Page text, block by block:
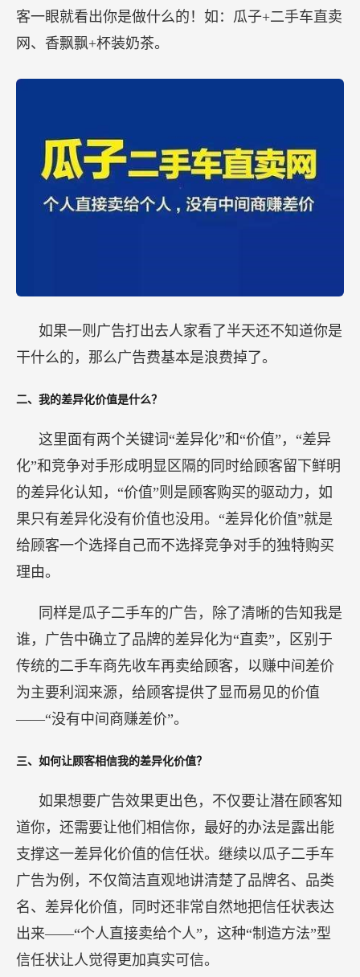
客一眼就看出你是做什么的！如：瓜子+二手车直卖
网、香飘飘+杯装奶茶。
如果一则广告打出去人家看了半天还不知道你是
干什么的，那么广告费基本是浪费掉了。
二、我的差异化价值是什么？
这里面有两个关键词“差异化”和“价值”，“差异
化”和竞争对手形成明显区隔的同时给顾客留下鲜明
的差异化认知，“价值”则是顾客购买的驱动力，如
果只有差异化没有价值也没用。“差异化价值”就是
给顾客一个选择自己而不选择竞争对手的独特购买
理由。
同样是瓜子二手车的广告，除了清晰的告知我是
谁，广告中确立了品牌的差异化为“直卖”，区别于
传统的二手车商先收车再卖给顾客，以赚中间差价
为主要利润来源，给顾客提供了显而易见的价值
——“没有中间商赚差价”。
三、如何让顾客相信我的差异化价值？
如果想要广告效果更出色，不仅要让潜在顾客知
道你，还需要让他们相信你，最好的办法是露出能
支撑这一差异化价值的信任状。继续以瓜子二手车
广告为例，不仅简洁直观地讲清楚了品牌名、品类
名、差异化价值，同时还非常自然地把信任状表达
出来——“个人直接卖给个人”，这种“制造方法”型
信任状让人觉得更加真实可信。